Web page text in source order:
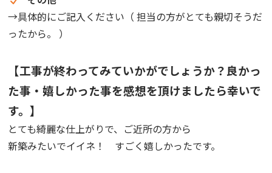
→具体的にご記入ください（担当の方がとても親切そうだ
ったから。
）
【工事が終わってみていかがでしょうか？良かっ
た事・嬉しかった事を感想を頂けましたら幸いで
す。】
とても綺麗な仕上がりで、ご近所の方から
新築みたいでイイネ！ すごく嬉しかったです。